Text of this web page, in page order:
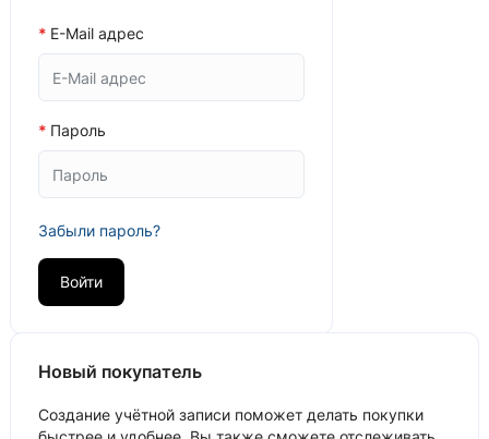
E-Mail адрес
Пароль
Забыли пароль?
Новый покупатель
Создание учётной записи поможет делать покупки